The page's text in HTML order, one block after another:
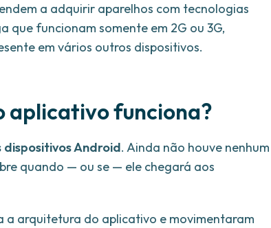
a adquirir aparelhos com tecnologias
que funcionam somente em 2G ou 3G,
em vários outros dispositivos.
aplicativo funciona?
Android. Ainda não houve nenhum
quando — ou se — ele chegará aos
a arquitetura do aplicativo e movimentaram